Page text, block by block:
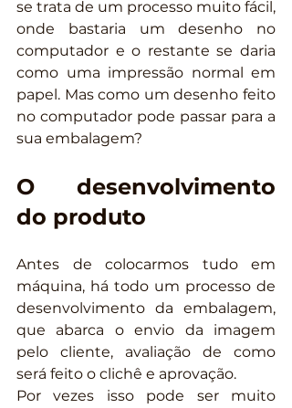
se trata de um processo muito fácil,
onde bastaria um desenho no
computador e o restante se daria
como uma impressão normal em
papel. Mas como um desenho feito
no computador pode passar para a
sua embalagem?
O desenvolvimento
do produto
Antes de colocarmos tudo em
máquina, há todo um processo de
desenvolvimento da embalagem,
que abarca o envio da imagem
pelo cliente, avaliação de como
será feito o clichê e aprovação.
Por vezes isso pode ser muito